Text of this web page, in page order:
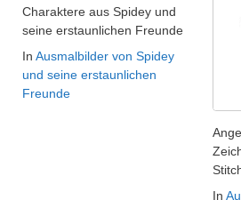
Charaktere aus Spidey und
seine erstaunlichen Freunde
In Ausmalbilder von Spidey
und seine erstaunlichen
Freunde
In